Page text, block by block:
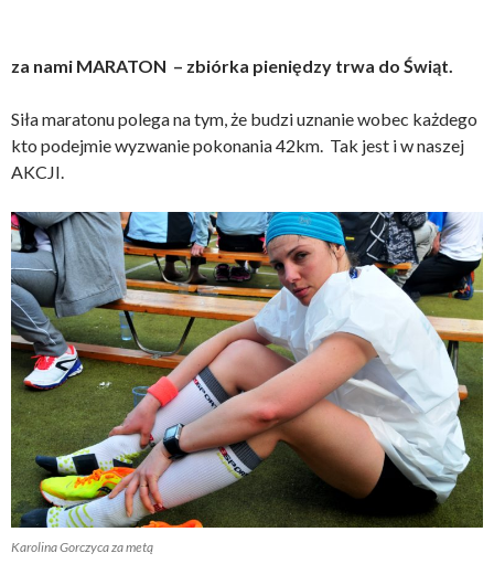
za nami MARATON – zbiórka pieniędzy trwa do Świąt.
Siła maratonu polega na tym, że budzi uznanie wobec każdego
kto podejmie wyzwanie pokonania 42km. Tak jest i w naszej
AKCJI.
Karolina Gorczyca za metą